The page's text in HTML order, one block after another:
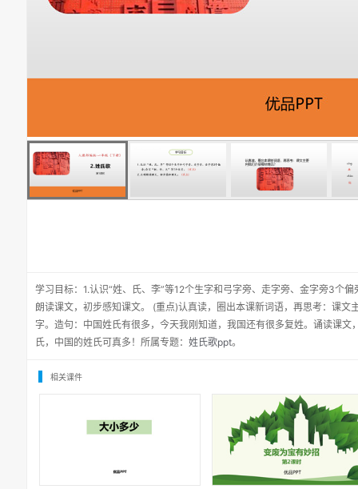
学习目标：1.认识“姓、氏、李”等12个生字和弓字旁、走字旁、金字旁3个
朗读课文，初步感知课文。 (重点)认真读，圈出本课新词语，再思考：课文
字。造句：中国姓氏有很多，今天我刚知道，我国还有很多复姓。诵读课文
氏，中国的姓氏可真多！所属专题： 姓氏歌ppt。
相关课件